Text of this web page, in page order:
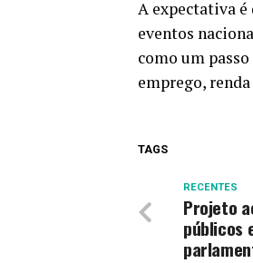
A expectativa
eventos
como um
emprego,
TAGS
RECENTES
Projeto
públicos